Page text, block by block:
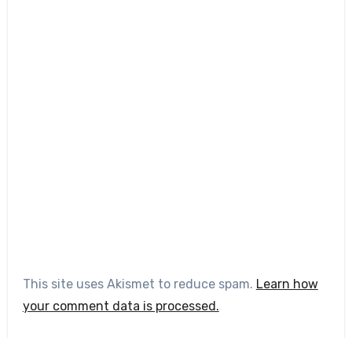
This site uses Akismet to reduce spam. Learn how
your comment data is processed.